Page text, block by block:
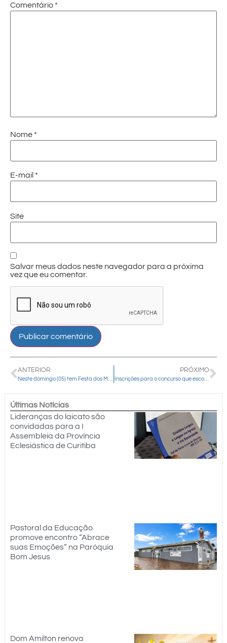
Comentário *
Nome *
E-mail *
Site
Salvar meus dados neste navegador para a próxima
vez que eu comentar.
ANTERIOR PRÓXIMO
Inscrições para o concurso que escolherá o hino dos 30 anos da IAM na diocese encerram-se no próximo dia 12 de julho
Últimas Notícias
Lideranças do laicato são
convidadas para a I
Assembleia da Província
Eclesiástica de Curitiba
Pastoral da Educação
promove encontro “Abrace
suas Emoções” na Paróquia
Bom Jesus
Dom Amilton renova